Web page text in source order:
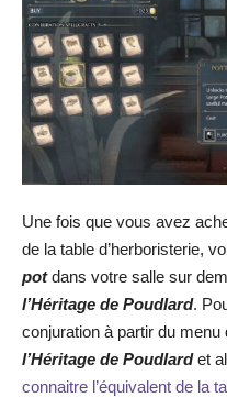
Une fois que vous avez
de la table d’herboristerie,
potdans votre salle sur
l’Héritage de Poudlard.
conjuration à partir du menu
l’Héritage de Poudlardet
connaitre l’équivalent de la